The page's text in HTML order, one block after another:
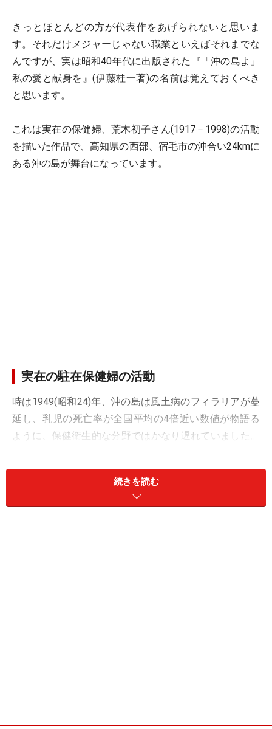
きっとほとんどの方が代表作をあげられないと思いま
す。それだけメジャーじゃない職業といえばそれまでな
んですが、実は昭和40年代に出版された『「沖の島よ」
私の愛と献身を』(伊藤桂一著)の名前は覚えておくべき
と思います。
これは実在の保健婦、荒木初子さん(1917－1998)の活動
を描いた作品で、高知県の西部、宿毛市の沖合い24kmに
ある沖の島が舞台になっています。
実在の駐在保健婦の活動
時は1949(昭和24)年、沖の島は風土病のフィラリアが蔓
延し、乳児の死亡率が全国平均の4倍近い数値が物語る
ように、保健衛生的な分野ではかなり遅れていました。
ある荒木初子さんでした。
お世辞にも良いといえない衛生状態をなんとかしなけれ
続きを読む